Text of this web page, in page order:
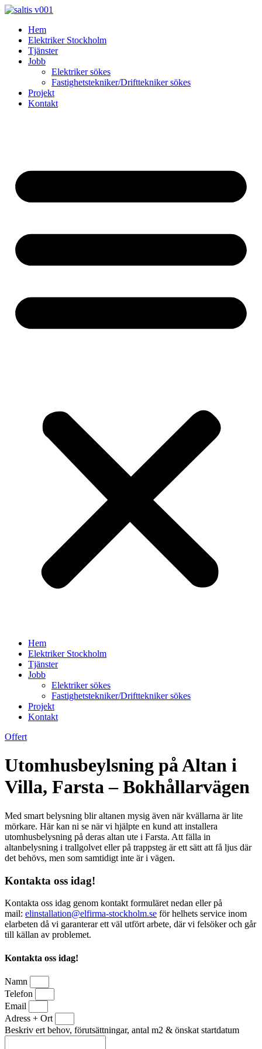
Skip
contentHem
Elektriker Stockholm
Tjänster
Jobb
Elektriker sökes
Fastighetstekniker/Drifttekniker sökes
Projekt
Kontakt
Hem
Elektriker Stockholm
Tjänster
Jobb
Elektriker sökes
Fastighetstekniker/Drifttekniker sökes
Projekt
Kontakt
Offert
Utomhusbeylsning på Altan i
Villa, Farsta – Bokhållarvägen
Med smart belysning blir altanen mysig även när kvällarna är lite
mörkare. Här kan ni se när vi hjälpte en kund att installera
utomhusbelysning på deras altan ute i Farsta. Att fälla in
altanbelysning i trallgolvet eller på trappsteg är ett sätt att få ljus där
det behövs, men som samtidigt inte är i vägen.
Kontakta oss idag!
Kontakta oss idag genom kontakt formuläret nedan eller på
mail: elinstallation@elfirma-stockholm.se för helhets service inom
elarbeten då vi garanterar ett väl utfört arbete, där vi felsöker och går
till källan av problemet.
Kontakta oss idag!
Namn
Telefon
Email
Adress + Ort
Beskriv ert behov, förutsättningar, antal m2 & önskat startdatum